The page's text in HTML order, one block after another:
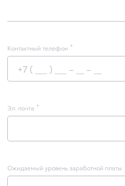
Контактный телефон
Эл. почта
Ожидаемый уровень заработной платы